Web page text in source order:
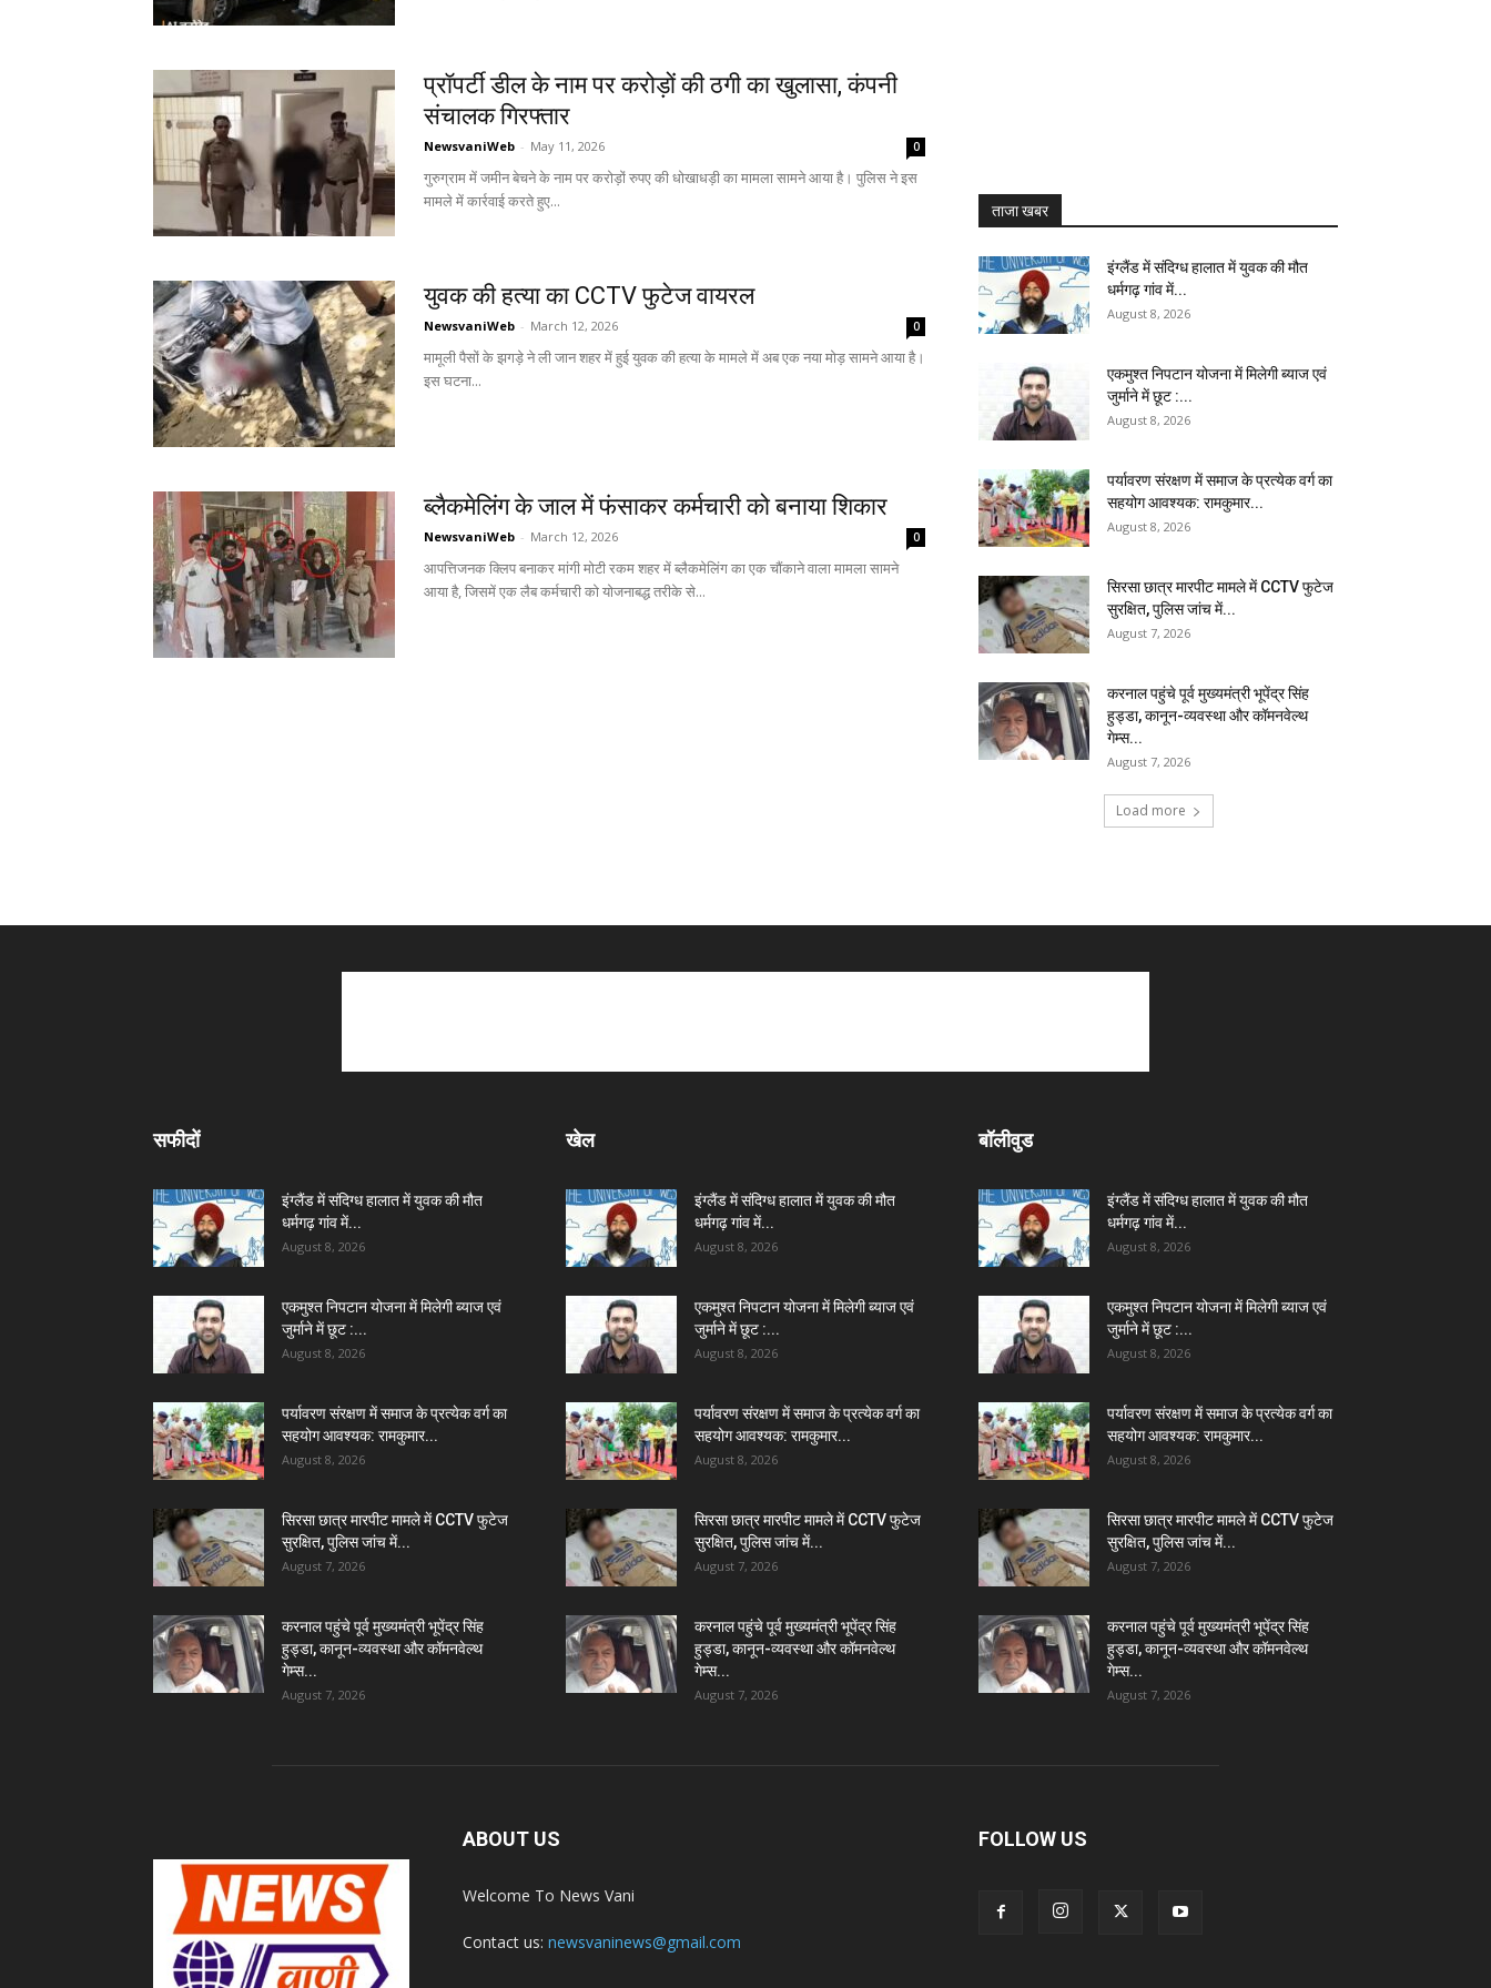
प्रॉपर्टी डील के नाम पर करोड़ों की ठगी का खुलासा, कंपनी
संचालक गिरफ्तार
NewsvaniWeb - May 11, 2026 0
गुरुग्राम में जमीन बेचने के नाम पर करोड़ों रुपए की धोखाधड़ी का मामला सामने आया है। पुलिस ने इस
मामले में कार्रवाई करते हुए...
युवक की हत्या का CCTV फुटेज वायरल
NewsvaniWeb - March 12, 2026 0
मामूली पैसों के झगड़े ने ली जान शहर में हुई युवक की हत्या के मामले में अब एक नया मोड़ सामने आया है।
इस घटना...
ब्लैकमेलिंग के जाल में फंसाकर कर्मचारी को बनाया शिकार
NewsvaniWeb - March 12, 2026 0
आपत्तिजनक क्लिप बनाकर मांगी मोटी रकम शहर में ब्लैकमेलिंग का एक चौंकाने वाला मामला सामने
आया है, जिसमें एक लैब कर्मचारी को योजनाबद्ध तरीके से...
ताजा खबर
इंग्लैंड में संदिग्ध हालात में युवक की मौत
धर्मगढ़ गांव में...
August 8, 2026
एकमुश्त निपटान योजना में मिलेगी ब्याज एवं
जुर्माने में छूट :...
August 8, 2026
पर्यावरण संरक्षण में समाज के प्रत्येक वर्ग का
सहयोग आवश्यक: रामकुमार...
August 8, 2026
सिरसा छात्र मारपीट मामले में CCTV फुटेज
सुरक्षित, पुलिस जांच में...
August 7, 2026
करनाल पहुंचे पूर्व मुख्यमंत्री भूपेंद्र सिंह
हुड्डा, कानून-व्यवस्था और कॉमनवेल्थ
गेम्स...
August 7, 2026
Load more
सफीदों
इंग्लैंड में संदिग्ध हालात में युवक की मौत
धर्मगढ़ गांव में...
August 8, 2026
एकमुश्त निपटान योजना में मिलेगी ब्याज एवं
जुर्माने में छूट :...
August 8, 2026
पर्यावरण संरक्षण में समाज के प्रत्येक वर्ग का
सहयोग आवश्यक: रामकुमार...
August 8, 2026
सिरसा छात्र मारपीट मामले में CCTV फुटेज
सुरक्षित, पुलिस जांच में...
August 7, 2026
करनाल पहुंचे पूर्व मुख्यमंत्री भूपेंद्र सिंह
हुड्डा, कानून-व्यवस्था और कॉमनवेल्थ
गेम्स...
August 7, 2026
खेल
इंग्लैंड में संदिग्ध हालात में युवक की मौत
धर्मगढ़ गांव में...
August 8, 2026
एकमुश्त निपटान योजना में मिलेगी ब्याज एवं
जुर्माने में छूट :...
August 8, 2026
पर्यावरण संरक्षण में समाज के प्रत्येक वर्ग का
सहयोग आवश्यक: रामकुमार...
August 8, 2026
सिरसा छात्र मारपीट मामले में CCTV फुटेज
सुरक्षित, पुलिस जांच में...
August 7, 2026
करनाल पहुंचे पूर्व मुख्यमंत्री भूपेंद्र सिंह
हुड्डा, कानून-व्यवस्था और कॉमनवेल्थ
गेम्स...
August 7, 2026
बॉलीवुड
इंग्लैंड में संदिग्ध हालात में युवक की मौत
धर्मगढ़ गांव में...
August 8, 2026
एकमुश्त निपटान योजना में मिलेगी ब्याज एवं
जुर्माने में छूट :...
August 8, 2026
पर्यावरण संरक्षण में समाज के प्रत्येक वर्ग का
सहयोग आवश्यक: रामकुमार...
August 8, 2026
सिरसा छात्र मारपीट मामले में CCTV फुटेज
सुरक्षित, पुलिस जांच में...
August 7, 2026
करनाल पहुंचे पूर्व मुख्यमंत्री भूपेंद्र सिंह
हुड्डा, कानून-व्यवस्था और कॉमनवेल्थ
गेम्स...
August 7, 2026
ABOUT US
Welcome To News Vani
Contact us: newsvaninews@gmail.com
FOLLOW US